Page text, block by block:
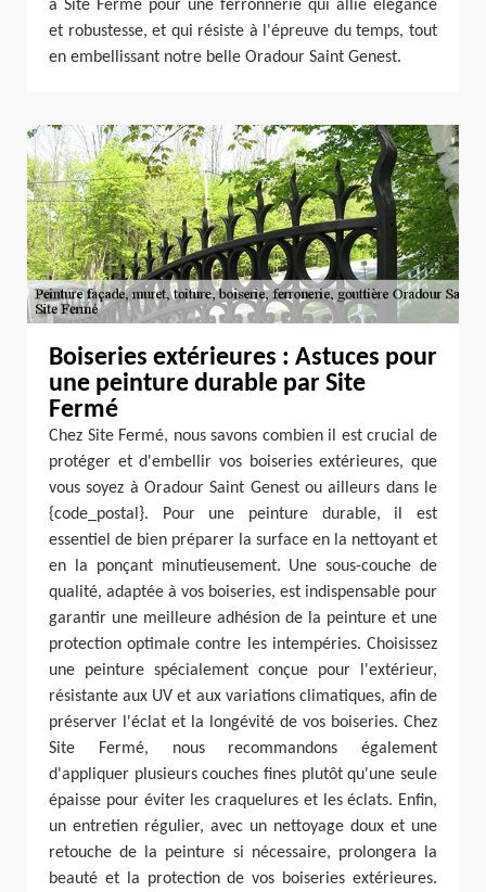
à Site Fermé pour une ferronnerie qui allie élégance
et robustesse, et qui résiste à l'épreuve du temps, tout
en embellissant notre belle Oradour Saint Genest.
Boiseries extérieures : Astuces pour
une peinture durable par Site
Fermé
Chez Site Fermé, nous savons combien il est crucial de
protéger et d'embellir vos boiseries extérieures, que
vous soyez à Oradour Saint Genest ou ailleurs dans le
{code_postal}. Pour une peinture durable, il est
essentiel de bien préparer la surface en la nettoyant et
en la ponçant minutieusement. Une sous-couche de
qualité, adaptée à vos boiseries, est indispensable pour
garantir une meilleure adhésion de la peinture et une
protection optimale contre les intempéries. Choisissez
une peinture spécialement conçue pour l'extérieur,
résistante aux UV et aux variations climatiques, afin de
préserver l'éclat et la longévité de vos boiseries. Chez
Site Fermé, nous recommandons également
d'appliquer plusieurs couches fines plutôt qu'une seule
épaisse pour éviter les craquelures et les éclats. Enfin,
un entretien régulier, avec un nettoyage doux et une
retouche de la peinture si nécessaire, prolongera la
beauté et la protection de vos boiseries extérieures.